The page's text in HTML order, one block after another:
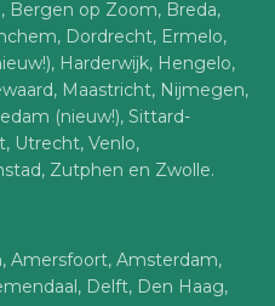
Bergen op Zoom, Breda,
Dordrecht, Ermelo,
Harderwijk, Hengelo,
Maastricht, Nijmegen,
(nieuw!), Sittard-
Utrecht, Venlo,
Zutphen en Zwolle.
Amersfoort, Amsterdam,
Delft, Den Haag,